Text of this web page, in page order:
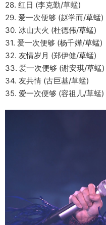
28. 红日 (李克勤/草蜢)
29. 爱一次便够 (赵学而/草蜢)
30. 冰山大火 (杜德伟/草蜢)
31. 爱一次便够 (杨千嬅/草蜢)
32. 友情岁月 (郑伊健/草蜢)
33. 爱一次便够 (谢安琪/草蜢)
34. 友共情 (古巨基/草蜢)
35. 爱一次便够 (容祖儿/草蜢)